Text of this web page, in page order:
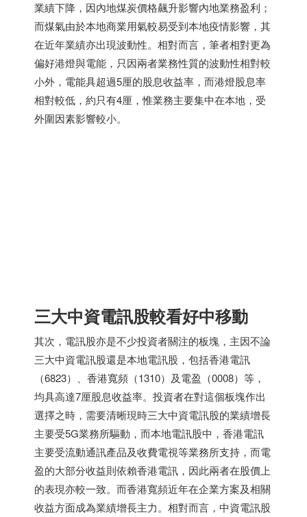
業績下降，因內地煤炭價格飆升影響內地業務盈利；
而煤氣由於本地商業用氣較易受到本地疫情影響，其
在近年業績亦出現波動性。相對而言，筆者相對更為
偏好港燈與電能，只因兩者業務性質的波動性相對較
小外，電能具超過5厘的股息收益率，而港燈股息率
相對較低，約只有4厘，惟業務主要集中在本地，受
外圍因素影響較小。
三大中資電訊股較看好中移動
其次，電訊股亦是不少投資者關注的板塊，主因不論
三大中資電訊股還是本地電訊股，包括香港電訊
（6823）、香港寬頻（1310）及電盈（0008）等，
均具高達7厘股息收益率。投資者在對這個板塊作出
選擇之時，需要清晰現時三大中資電訊股的業績增長
主要受5G業務所驅動，而本地電訊股中，香港電訊
主要受流動通訊產品及收費電視等業務所支持，而電
盈的大部分收益則依賴香港電訊，因此兩者在股價上
的表現亦較一致。而香港寬頻近年在企業方案及相關
收益方面成為業績增長主力。相對而言，中資電訊股